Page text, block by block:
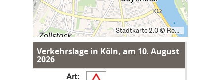
Stadtkarte 2.0 © Regionalverband Ruhr und Kooperationspartner (Lizenz: dl-de/by-2-0), Datengrundlagen: ALKIS, ATKIS - © Land NRW/Katasterämter (Lizenz: dl-de/zero-2-0) und OpenStreetMap (License: ODbL)
Verkehrslage in Köln, am 10. August
2026